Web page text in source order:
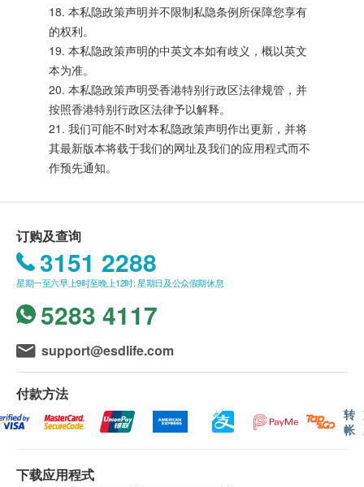
18. 本私隐政策声明并不限制私隐条例所保障您享有
的权利。
19. 本私隐政策声明的中英文本如有歧义，概以英文
本为准。
20. 本私隐政策声明受香港特别行政区法律规管，并
按照香港特别行政区法律予以解释。
21. 我们可能不时对本私隐政策声明作出更新，并将
其最新版本将载于我们的网址及我们的应用程式而不
作预先通知。
订购及查询
3151 2288
星期一至六早上9时至晚上12时; 星期日及公众假期休息
5283 4117
support@esdlife.com
付款方法
转
帐
下载应用程式